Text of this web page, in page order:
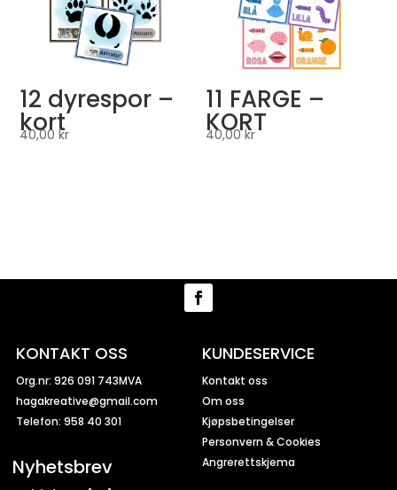
12 dyrespor –
kort
40,00kr
11 FARGE –
KORT
40,00kr
KONTAKT OSS
Org.nr: 926 091 743MVA
hagakreative@gmail.com
Telefon: 958 40 301
Nyhetsbrev
KUNDESERVICE
Kontakt oss
Om oss
Kjøpsbetingelser
Personvern & Cookies
Angrerettskjema